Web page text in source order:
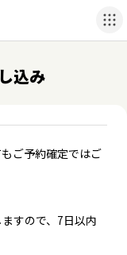
込み
ご予約確定ではご
すので、7日以内